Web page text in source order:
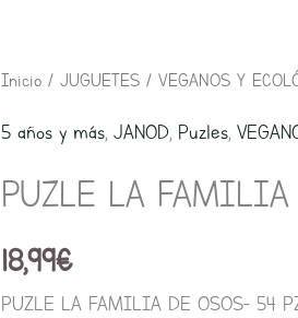
Inicio / JUGUETES / VEGANOS Y
5 años y más, JANOD, Puzles,
PUZLE LA
18,99€
PUZLE LA FAMILIA DE OSOS- 54